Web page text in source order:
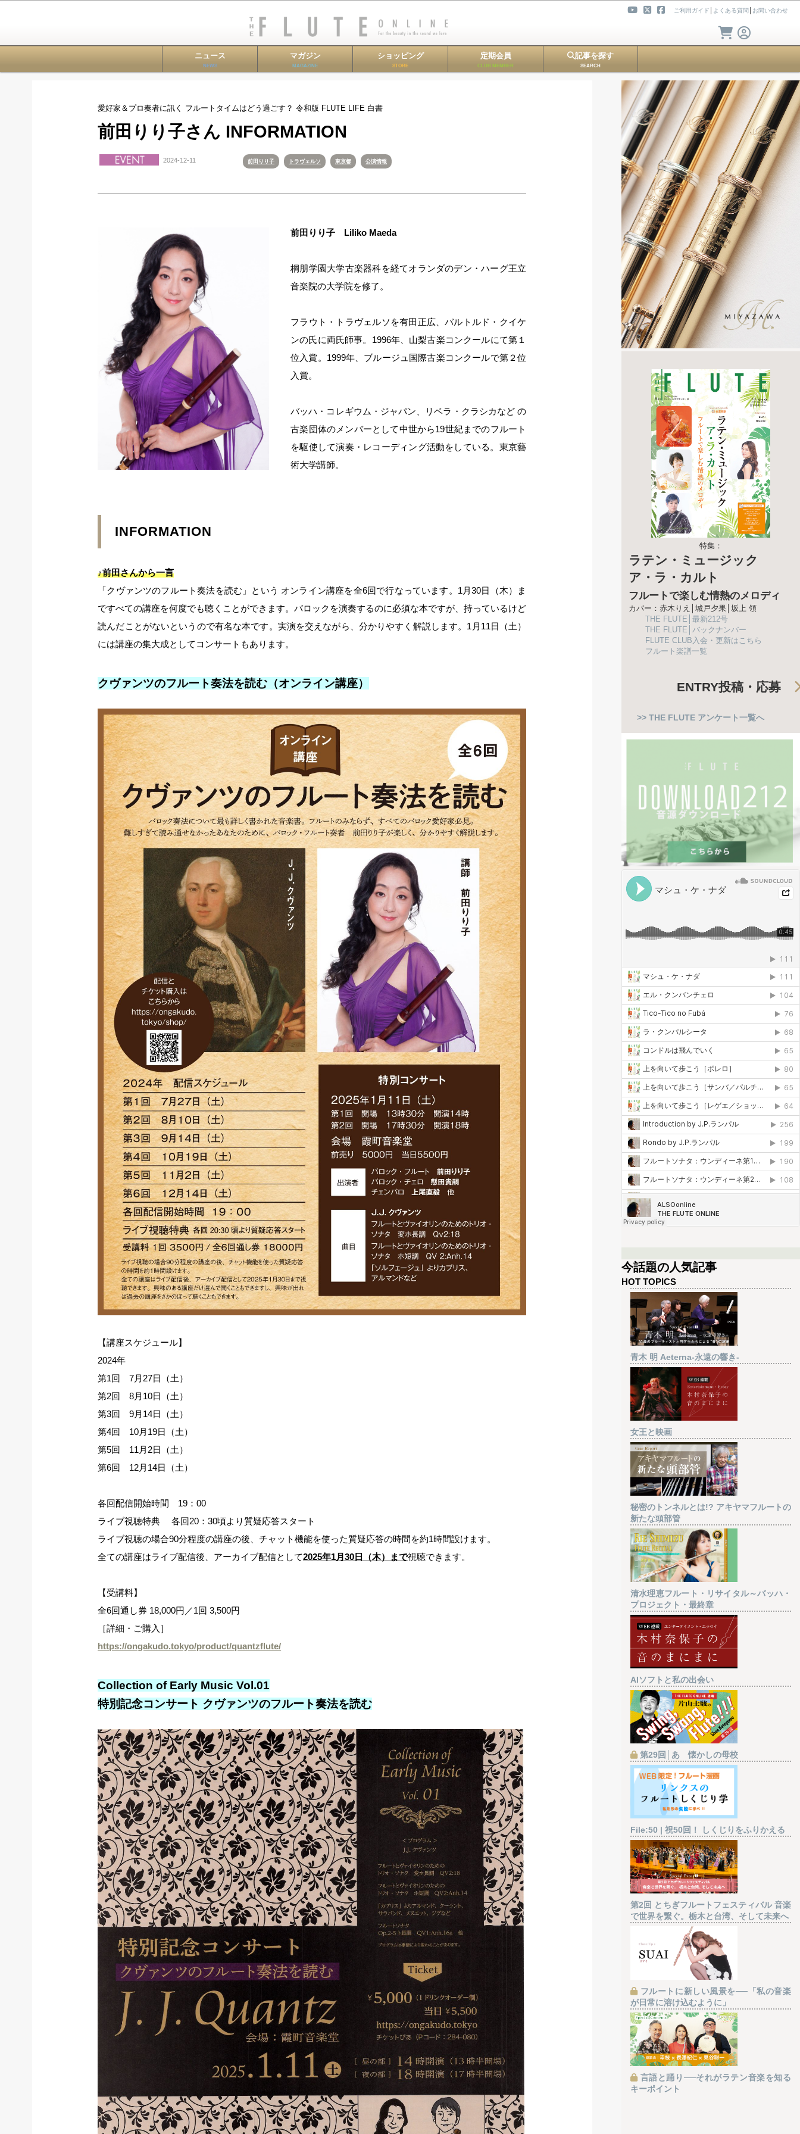
ご利用ガイド よくある質問 お問い合わせ
ニュース
NEWS
マガジン
MAGAZINE
ショッピング
STORE
定期会員
CLUB MEMBER
記事を探す
SEARCH
愛好家＆プロ奏者に訊く フルートタイムはどう過ごす？ 令和版 FLUTE LIFE 白書
前田りり子さん INFORMATION
2024-12-11 前田りり子 トラヴェルソ 東京都 公演情報
前田りり子 Liliko Maeda
桐朋学園大学古楽器科を経てオランダのデン・ハーグ王立
音楽院の大学院を修了。
フラウト・トラヴェルソを有田正広、バルトルド・クイケ
ンの氏に両氏師事。1996年、山梨古楽コンクールにて第１
位入賞。1999年、ブルージュ国際古楽コンクールで第２位
入賞。
バッハ・コレギウム・ジャパン、リベラ・クラシカなど の
古楽団体のメンバーとして中世から19世紀までのフルート
を駆使して演奏・レコーディング活動をしている。東京藝
術大学講師。
INFORMATION
♪前田さんから一言
「クヴァンツのフルート奏法を読む」という オンライン講座を全6回で行なっています。1月30日（木）ま
ですべての講座を何度でも聴くことができます。バロックを演奏するのに必須な本ですが、持っているけど
読んだことがないというので有名な本です。実演を交えながら、分かりやすく解説します。1月11日（土）
には講座の集大成としてコンサートもあります。
クヴァンツのフルート奏法を読む（オンライン講座）
【講座スケジュール】
2024年
第1回 7月27日（土）
第2回 8月10日（土）
第3回 9月14日（土）
第4回 10月19日（土）
第5回 11月2日（土）
第6回 12月14日（土）
各回配信開始時間 19：00
ライブ視聴特典 各回20：30頃より質疑応答スタート
ライブ視聴の場合90分程度の講座の後、チャット機能を使った質疑応答の時間を約1時間設けます。
全ての講座はライブ配信後、アーカイブ配信として2025年1月30日（木）まで視聴できます。
【受講料】
全6回通し券 18,000円／1回 3,500円
［詳細・ご購入］
https://ongakudo.tokyo/product/quantzflute/
Collection of Early Music Vol.01
特別記念コンサート クヴァンツのフルート奏法を読む
特集：
ラテン・ミュージック
ア・ラ・カルト
フルートで楽しむ情熱のメロディ
カバー：赤木りえ│城戸夕果│坂上 領
THE FLUTE│最新212号
THE FLUTE│バックナンバー
FLUTE CLUB入会・更新はこちら
フルート楽譜一覧
ENTRY投稿・応募
>> THE FLUTE アンケート一覧へ
今話題の人気記事
HOT TOPICS
青木 明 Aeterna-永遠の響き-
女王と映画
秘密のトンネルとは!? アキヤマフルートの
新たな頭部管
清水理恵フルート・リサイタル～バッハ・
プロジェクト・最終章
AIソフトと私の出会い
第29回│あゝ懐かしの母校
File:50 | 祝50回！ しくじりをふりかえる
第2回 とちぎフルートフェスティバル 音楽
で世界を繋ぐ。栃木と台湾、そして未来へ
フルートに新しい風景を──「私の音楽
が日常に溶け込むように」
言語と踊り──それがラテン音楽を知る
キーポイント